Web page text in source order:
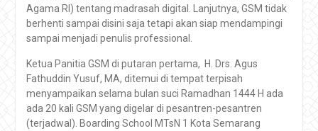
Agama RI) tentang madrasah digital. Lanjutnya, GSM tidak
berhenti sampai disini saja tetapi akan siap mendampingi
sampai menjadi penulis professional.
Ketua Panitia GSM di putaran pertama, H. Drs. Agus
Fathuddin Yusuf, MA, ditemui di tempat terpisah
menyampaikan selama bulan suci Ramadhan 1444 H ada
ada 20 kali GSM yang digelar di pesantren-pesantren
(terjadwal). Boarding School MTsN 1 Kota Semarang